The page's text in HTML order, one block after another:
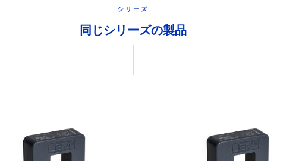
シリーズ
同じシリーズの製品